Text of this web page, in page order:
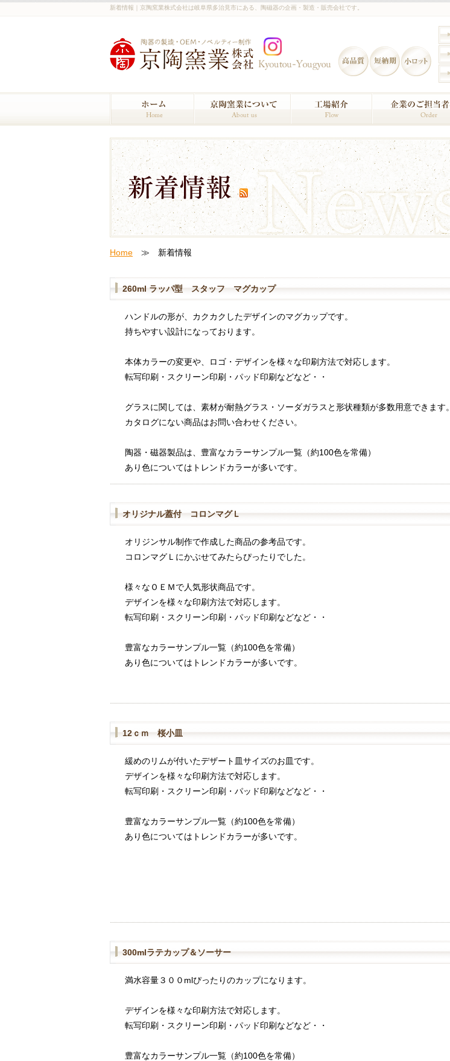
新着情報｜京陶窯業株式会社は岐阜県多治見市にある、陶磁器の企画・製造・販売会社です。
Home ≫ 新着情報
260ml ラッパ型 スタッフ マグカップ
ハンドルの形が、カクカクしたデザインのマグカップです。
持ちやすい設計になっております。
本体カラーの変更や、ロゴ・デザインを様々な印刷方法で対応します。
転写印刷・スクリーン印刷・パッド印刷などなど・・
グラスに関しては、素材が耐熱グラス・ソーダガラスと形状種類が多数用意できます。
カタログにない商品はお問い合わせください。
陶器・磁器製品は、豊富なカラーサンプル一覧（約100色を常備）
あり色についてはトレンドカラーが多いです。
オリジナル蓋付 コロンマグＬ
オリジンサル制作で作成した商品の参考品です。
コロンマグＬにかぶせてみたらぴったりでした。
様々なＯＥＭで人気形状商品です。
デザインを様々な印刷方法で対応します。
転写印刷・スクリーン印刷・パッド印刷などなど・・
豊富なカラーサンプル一覧（約100色を常備）
あり色についてはトレンドカラーが多いです。
12ｃｍ 桜小皿
緩めのリムが付いたデザート皿サイズのお皿です。
デザインを様々な印刷方法で対応します。
転写印刷・スクリーン印刷・パッド印刷などなど・・
豊富なカラーサンプル一覧（約100色を常備）
あり色についてはトレンドカラーが多いです。
300mlラテカップ＆ソーサー
満水容量３００mlぴったりのカップになります。
デザインを様々な印刷方法で対応します。
転写印刷・スクリーン印刷・パッド印刷などなど・・
豊富なカラーサンプル一覧（約100色を常備）